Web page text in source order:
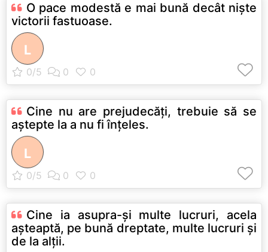
O pace modestă e mai bună decât nişte
victorii fastuoase.
L
Cine nu are prejudecăţi, trebuie să se
aştepte la a nu fi înţeles.
L
Cine ia asupra-şi multe lucruri, acela
aşteaptă, pe bună dreptate, multe lucruri şi
de la alţii.